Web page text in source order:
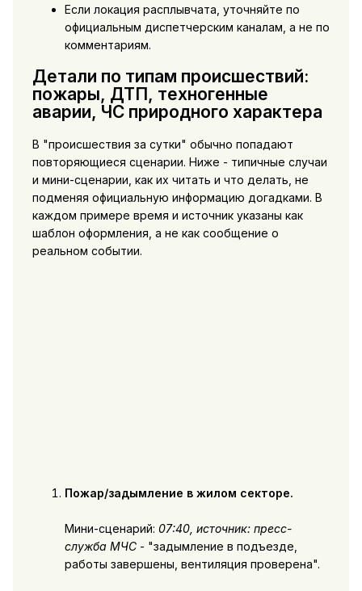
Если локация расплывчата, уточняйте по
официальным диспетчерским каналам, а не по
комментариям.
Детали по типам происшествий:
пожары, ДТП, техногенные
аварии, ЧС природного характера
В "происшествия за сутки" обычно попадают
повторяющиеся сценарии. Ниже - типичные случаи
и мини-сценарии, как их читать и что делать, не
подменяя официальную информацию догадками. В
каждом примере время и источник указаны как
шаблон оформления, а не как сообщение о
реальном событии.
Пожар/задымление в жилом секторе.
Мини-сценарий: 07:40, источник: пресс-
служба МЧС- "задымление в подъезде,
работы завершены, вентиляция проверена".